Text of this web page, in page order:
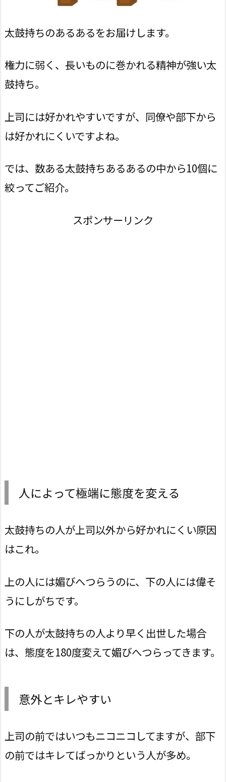
太鼓持ちのあるあるをお届けします。
権力に弱く、長いものに巻かれる精神が強い太
鼓持ち。
上司には好かれやすいですが、同僚や部下から
は好かれにくいですよね。
では、数ある太鼓持ちあるあるの中から10個に
絞ってご紹介。
スポンサーリンク
人によって極端に態度を変える
太鼓持ちの人が上司以外から好かれにくい原因
はこれ。
上の人には媚びへつらうのに、下の人には偉そ
うにしがちです。
下の人が太鼓持ちの人より早く出世した場合
は、態度を180度変えて媚びへつらってきます。
意外とキレやすい
上司の前ではいつもニコニコしてますが、部下
の前ではキレてばっかりという人が多め。